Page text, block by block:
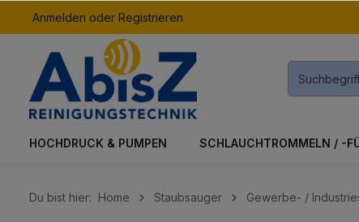
springen
Anmelden oder Registrieren
HOCHDRUCK & PUMPEN SCHLAUCHTROMMELN / -
Du bist hier: Home Staubsauger Gewerbe- /